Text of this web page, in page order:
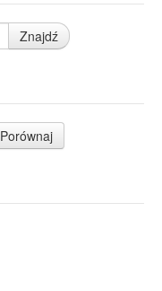
Znajdź
Porównaj